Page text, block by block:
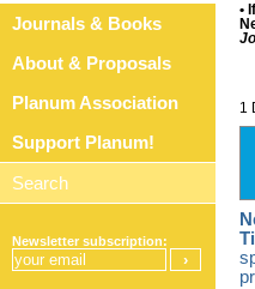
•
1
Journals & Books
About & Proposals
Planum Association
Support Planum!
Newsletter subscription: